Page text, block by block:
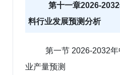
第十一章2026-
料行业发展预测分析
第一节 2026-2032
业产量预测